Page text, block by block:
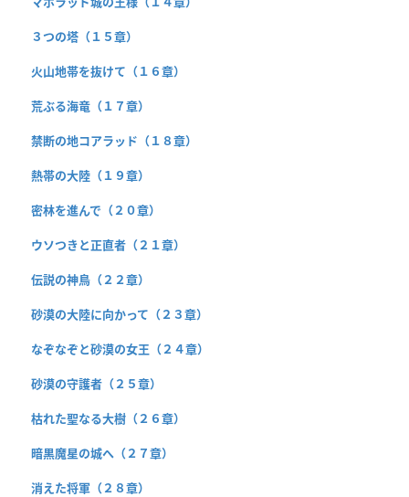
３つの塔（１５章）
火山地帯を抜けて（１６章）
荒ぶる海竜（１７章）
禁断の地コアラッド（１８章）
熱帯の大陸（１９章）
密林を進んで（２０章）
ウソつきと正直者（２１章）
伝説の神鳥（２２章）
砂漠の大陸に向かって（２３章）
なぞなぞと砂漠の女王（２４章）
砂漠の守護者（２５章）
枯れた聖なる大樹（２６章）
暗黒魔星の城へ（２７章）
消えた将軍（２８章）